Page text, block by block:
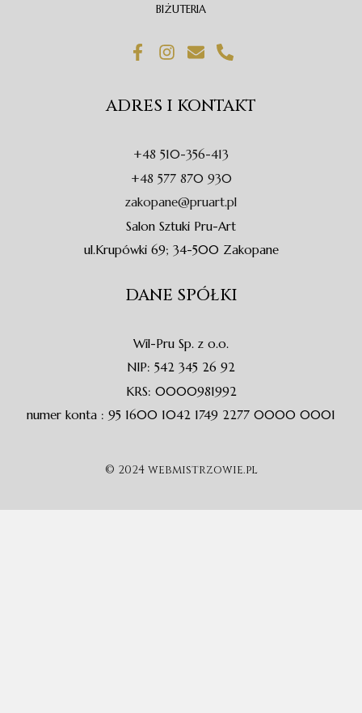
BIŻUTERIA
F
a
e
b
o
k
-
f
I
n
t
a
r
a
m
E
n
e
l
p
e
P
h
n
e
a
l
t
ADRES I KONTAKT
+48 510-356-413
+48 577 870 930
zakopane@pruart.pl
Salon Sztuki Pru-Art
ul.Krupówki 69; 34-500 Zakopane
DANE SPÓŁKI
Wil-Pru Sp. z o.o.
NIP: 542 345 26 92
KRS: 0000981992
numer konta : 95 1600 1042 1749 2277 0000 0001
© 2024 webmistrzowie.pl